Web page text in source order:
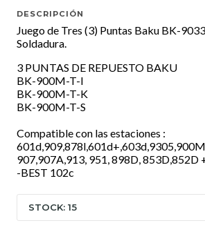
DESCRIPCIÓN
Juego de Tres (3) Puntas Baku BK-
Soldadura.
3 PUNTAS DE REPUESTO BAKU
BK-900M-T-I
BK-900M-T-K
BK-900M-T-S
Compatible con las estaciones :
907,907A,913, 951, 898D, 853D,852D
-BEST 102c
STOCK: 15